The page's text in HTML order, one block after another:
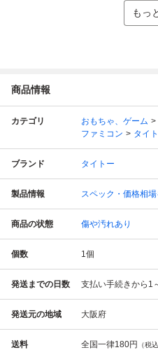
もっ
商品情報
カテゴリ おもちゃ、ゲーム
ファミコン
タイ
ブランド タイトー
製品情報 スペック・価格相
商品の状態 傷や汚れあり
個数 1個
発送までの日数 支払い手続きから1
発送元の地域 大阪府
送料 全国一律180円 （税込